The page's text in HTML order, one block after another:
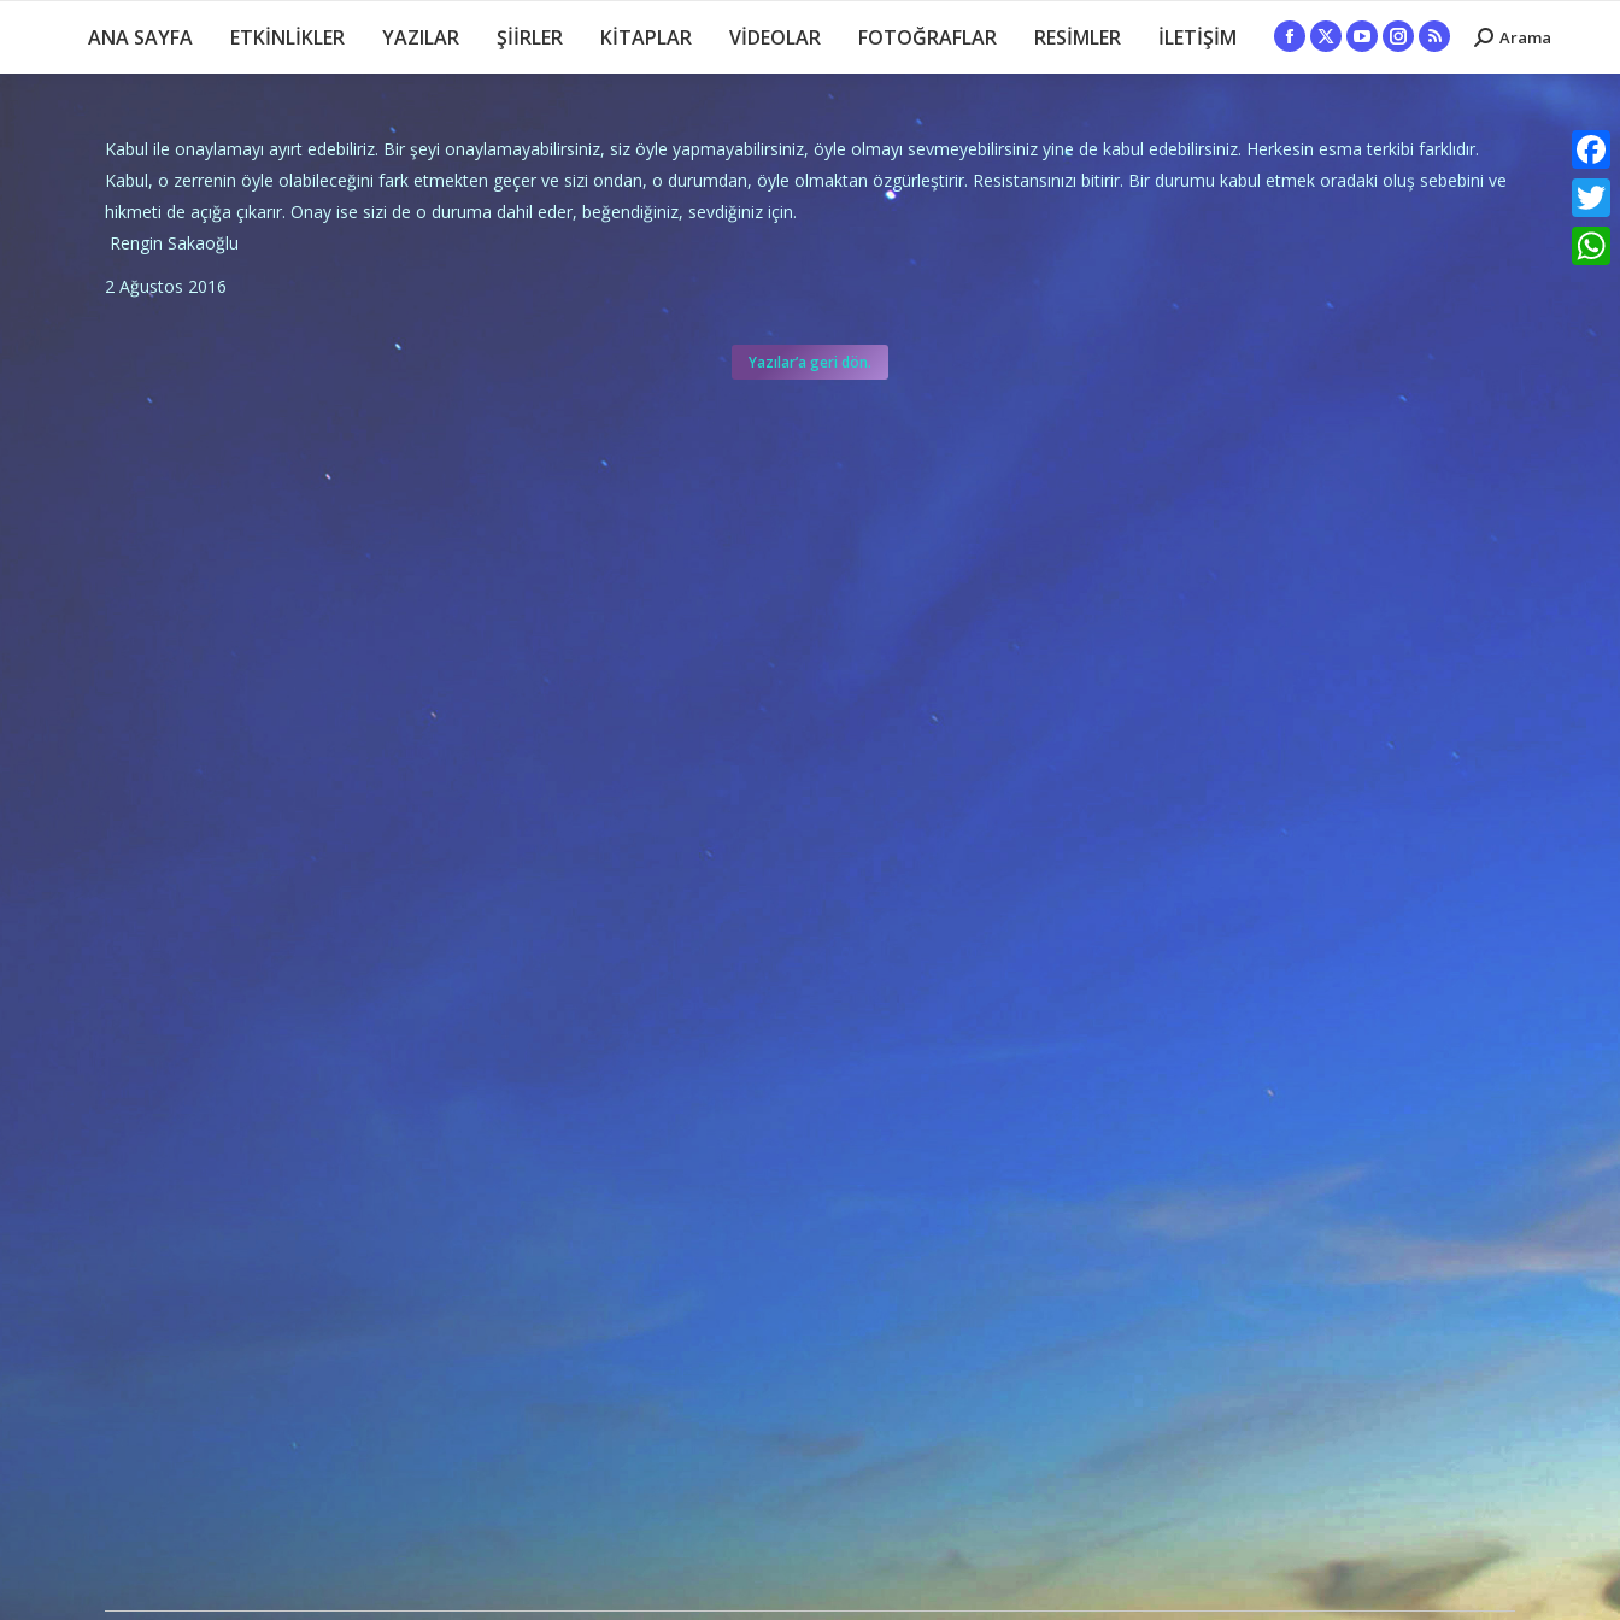
ANA SAYFA ETKİNLİKLER YAZILAR ŞİİRLER KİTAPLAR VİDEOLAR FOTOĞRAFLAR RESİMLER İLETİŞİM
Facebook
page
in
new
X
page
in
new
YouTube
page
in
new
Instagram
page
in
new
Rss
page
in
new
Search:
Arama
Kabul ile onaylamayı ayırt edebiliriz. Bir şeyi onaylamayabilirsiniz, siz öyle yapmayabilirsiniz, öyle olmayı sevmeyebilirsiniz yine de kabul edebilirsiniz. Herkesin esma terkibi farklıdır.
Kabul, o zerrenin öyle olabileceğini fark etmekten geçer ve sizi ondan, o durumdan, öyle olmaktan özgürleştirir. Resistansınızı bitirir. Bir durumu kabul etmek oradaki oluş sebebini ve
hikmeti de açığa çıkarır. Onay ise sizi de o duruma dahil eder, beğendiğiniz, sevdiğiniz için.
Rengin Sakaoğlu
2 Ağustos 2016
Yazılar’a geri dön.